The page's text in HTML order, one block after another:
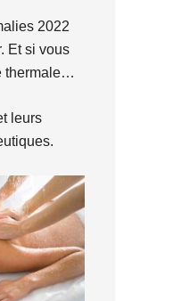
2022
Et si vous
thermale…
leurs